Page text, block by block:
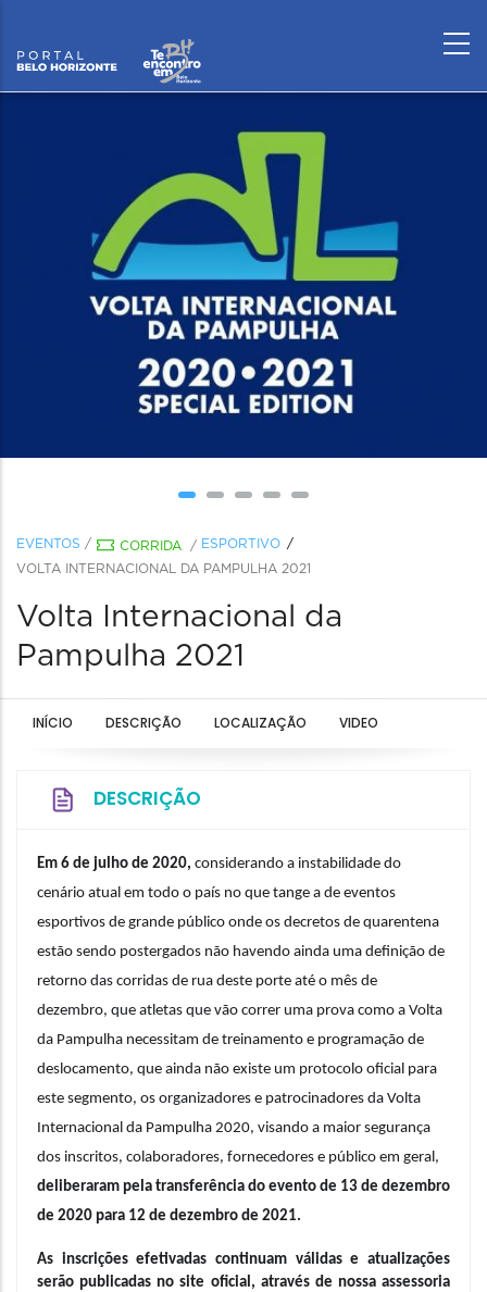
EVENTOS / CORRIDA / ESPORTIVO
VOLTA INTERNACIONAL DA PAMPULHA 2021
Volta Internacional da
Pampulha 2021
INÍCIO DESCRIÇÃO LOCALIZAÇÃO VIDEO
DESCRIÇÃO
Em 6 de julho de 2020, considerando a instabilidade do
cenário atual em todo o país no que tange a de eventos
esportivos de grande público onde os decretos de quarentena
estão sendo postergados não havendo ainda uma definição de
retorno das corridas de rua deste porte até o mês de
dezembro, que atletas que vão correr uma prova como a Volta
da Pampulha necessitam de treinamento e programação de
deslocamento, que ainda não existe um protocolo oficial para
este segmento, os organizadores e patrocinadores da Volta
Internacional da Pampulha 2020, visando a maior segurança
deliberaram pela transferência do evento de 13 de dezembro
de 2020 para 12 de dezembro de 2021.
As inscrições efetivadas continuam válidas e atualizações
serão publicadas no site oficial, através de nossa assessoria